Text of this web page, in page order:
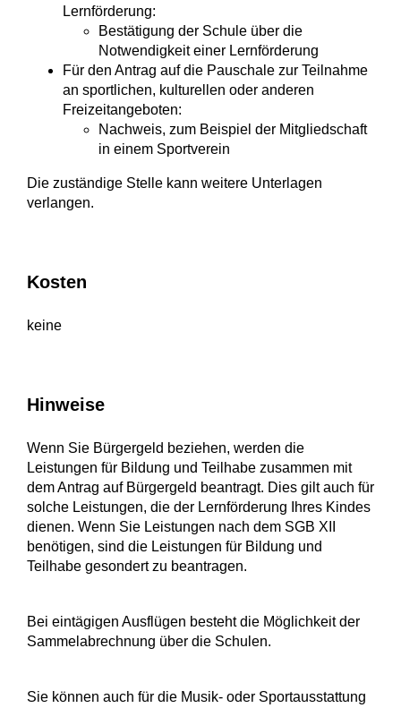
Lernförderung:
Bestätigung der Schule über die
Notwendigkeit einer Lernförderung
Für den Antrag auf die Pauschale zur Teilnahme
an sportlichen, kulturellen oder anderen
Freizeitangeboten:
Nachweis, zum Beispiel der Mitgliedschaft
in einem Sportverein
Die zuständige Stelle kann weitere Unterlagen
verlangen.
Kosten
keine
Hinweise
Wenn Sie Bürgergeld beziehen, werden die
Leistungen für Bildung und Teilhabe zusammen mit
dem Antrag auf Bürgergeld beantragt. Dies gilt auch für
solche Leistungen, die der Lernförderung Ihres Kindes
dienen. Wenn Sie Leistungen nach dem SGB XII
benötigen, sind die Leistungen für Bildung und
Teilhabe gesondert zu beantragen.
Bei eintägigen Ausflügen besteht die Möglichkeit der
Sammelabrechnung über die Schulen.
Sie können auch für die Musik- oder Sportausstattung